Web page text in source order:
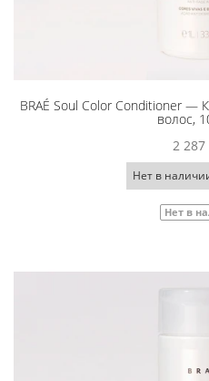
BRAÉ Soul Color Conditioner
волос,
2 287
Нет в
Нет в